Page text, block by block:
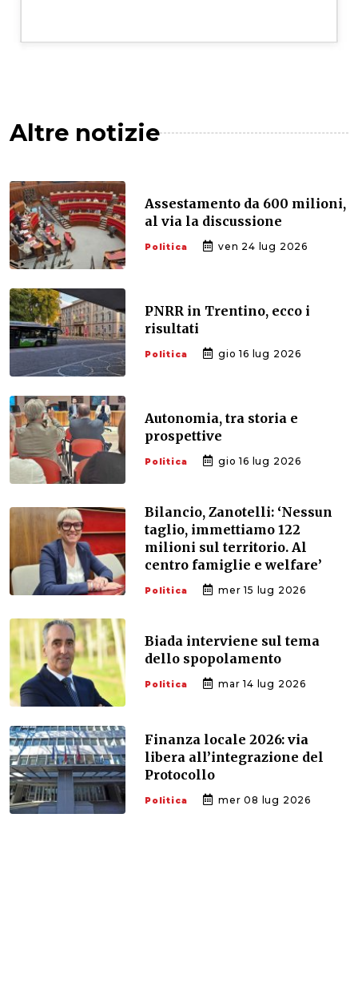
Altre notizie
Assestamento da 600 milioni,
al via la discussione
Politica ven 24 lug 2026
PNRR in Trentino, ecco i
risultati
Politica gio 16 lug 2026
Autonomia, tra storia e
prospettive
Politica gio 16 lug 2026
Bilancio, Zanotelli: ‘Nessun
taglio, immettiamo 122
milioni sul territorio. Al
centro famiglie e welfare’
Politica mer 15 lug 2026
Biada interviene sul tema
dello spopolamento
Politica mar 14 lug 2026
Finanza locale 2026: via
libera all’integrazione del
Protocollo
Politica mer 08 lug 2026